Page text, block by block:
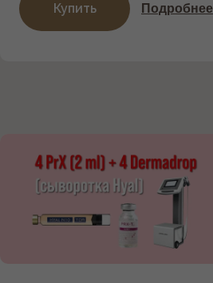
Подробнее
Купить